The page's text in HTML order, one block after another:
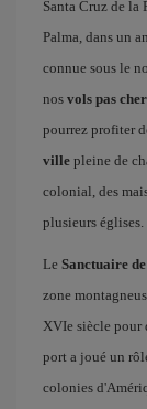
Santa Cruz de la
Palma, dans un
connue sous le
nos vols pas
pourrez profiter
ville pleine de
colonial, des
plusieurs églises.
Le Sanctuaire
zone
XVIe siècle pour
port a joué un
colonies